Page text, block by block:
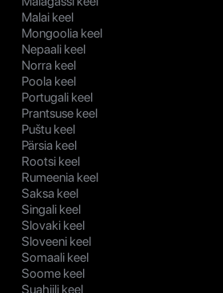
Malai keel
Mongoolia keel
Nepaali keel
Norra keel
Poola keel
Portugali keel
Prantsuse keel
Puštu keel
Pärsia keel
Rootsi keel
Rumeenia keel
Saksa keel
Singali keel
Slovaki keel
Sloveeni keel
Somaali keel
Soome keel
Suahiili keel